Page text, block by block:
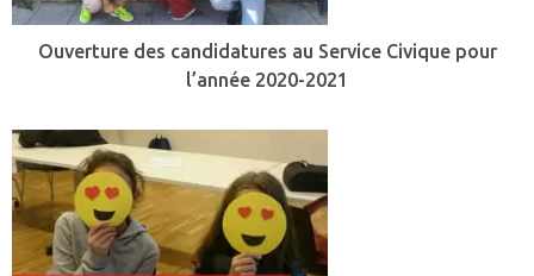
Ouverture des candidatures au Service Civique pour
l’année 2020-2021